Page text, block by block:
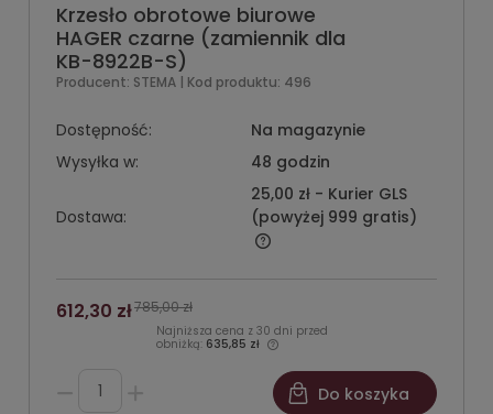
Krzesło obrotowe biurowe
HAGER czarne (zamiennik dla
KB-8922B-S)
Producent: STEMA | Kod produktu: 496
Dostępność:
Na magazynie
Wysyłka w:
48 godzin
Dostawa:
25,00 zł - Kurier GLS
(powyżej 999 gratis)
612,30 zł785,00 zł
Najniższa cena z 30 dni przed
obniżką: 635,85 zł
Do koszyka